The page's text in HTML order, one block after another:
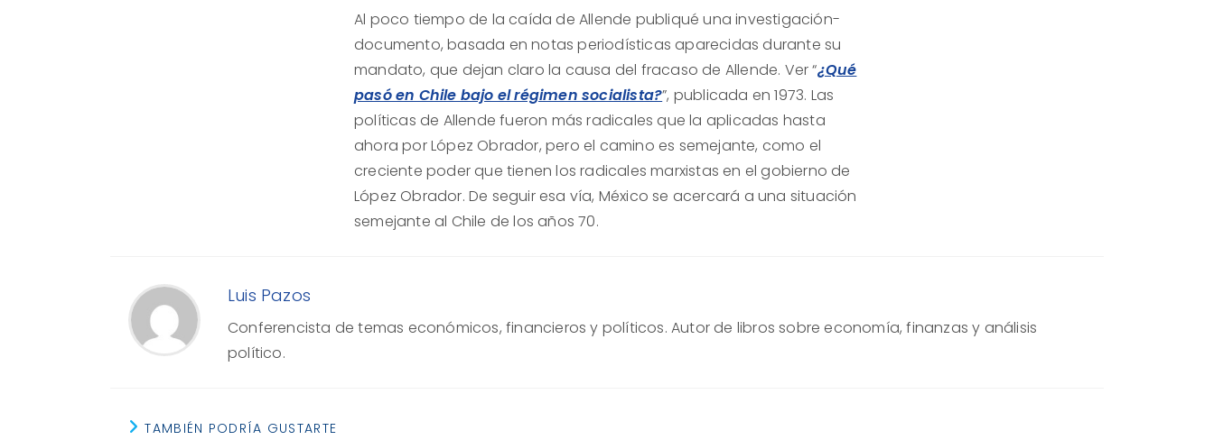
Al poco tiempo de la caída de Allende publiqué una investigación-
documento, basada en notas periodísticas aparecidas durante su
mandato, que dejan claro la causa del fracaso de Allende. Ver “¿Qué
pasó en Chile bajo el régimen socialista?”, publicada en 1973. Las
políticas de Allende fueron más radicales que la aplicadas hasta
ahora por López Obrador, pero el camino es semejante, como el
creciente poder que tienen los radicales marxistas en el gobierno de
López Obrador. De seguir esa vía, México se acercará a una situación
semejante al Chile de los años 70.
Luis Pazos
Conferencista de temas económicos, financieros y políticos. Autor de libros sobre economía, finanzas y análisis
político.
TAMBIÉN PODRÍA GUSTARTE